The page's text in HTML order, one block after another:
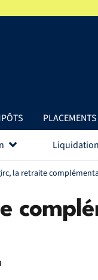
PLACEMENTS
Liquidation
la retraite